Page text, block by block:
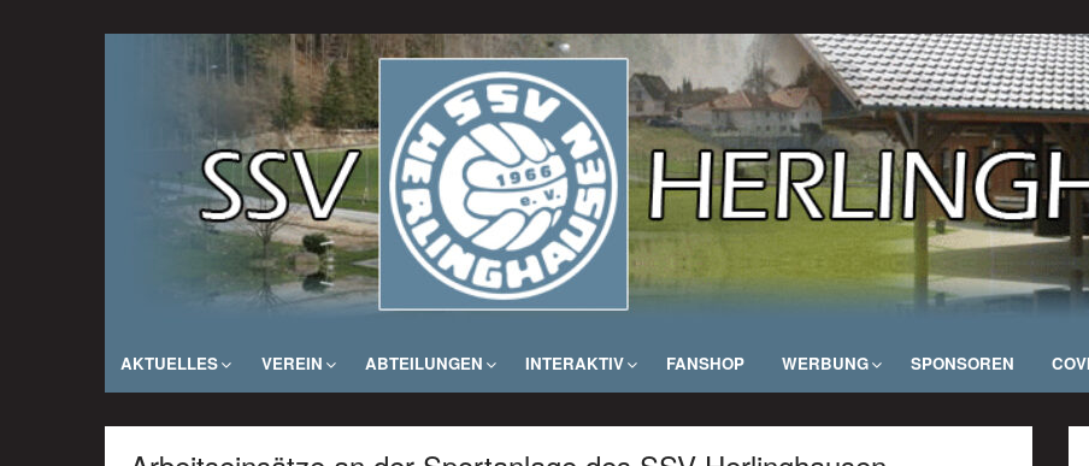
SSV Herlinghausen e. V.
AKTUELLES VEREIN ABTEILUNGEN INTERAKTIV FANSHOP WERBUNG SPONSOREN